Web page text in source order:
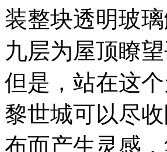
装整块透明玻
九层为屋顶瞭
但是，站在这
黎世城可以尽
布而产生灵感